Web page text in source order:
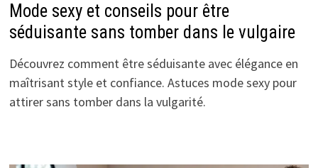
Mode sexy et conseils pour être
séduisante sans tomber dans le vulgaire
Découvrez comment être séduisante avec élégance en
maîtrisant style et confiance. Astuces mode sexy pour
attirer sans tomber dans la vulgarité.